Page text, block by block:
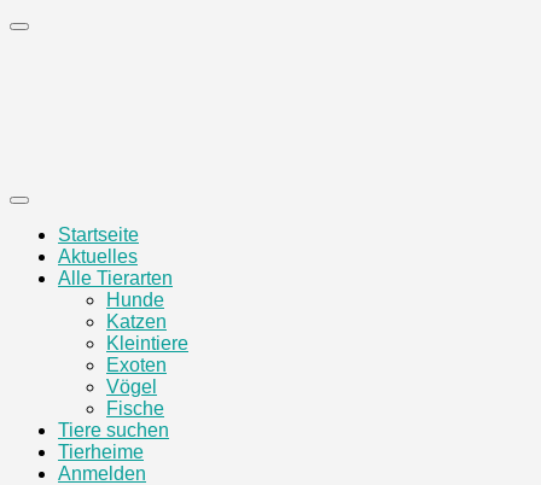
Zum
Startseite
Aktuelles
Alle Tierarten
Hunde
Katzen
Kleintiere
Exoten
Vögel
Fische
Tiere suchen
Tierheime
Anmelden